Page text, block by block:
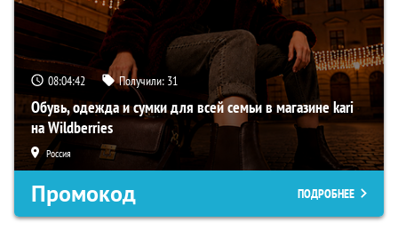
08:04:41 Получили: 31
Обувь, одежда и сумки для всей семьи в магазине kari
на Wildberries
Россия
Промокод ПОДРОБНЕЕ